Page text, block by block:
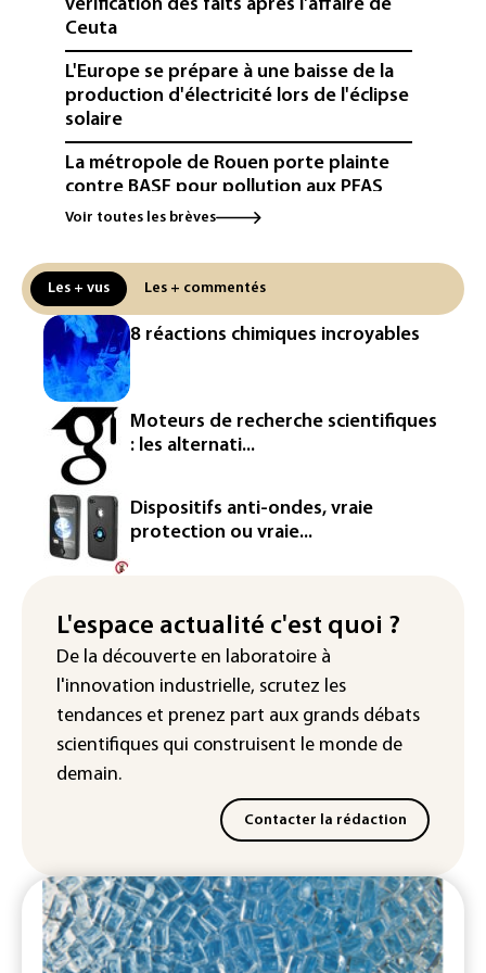
vérification des faits après l'affaire de
Ceuta
L'Europe se prépare à une baisse de la
production d'électricité lors de l'éclipse
solaire
La métropole de Rouen porte plainte
contre BASF pour pollution aux PFAS
Canicule: à l'arrêt depuis fin juillet, la
réseau
Véhicules de livraison autonomes: la
France ouvre la voie à leur
homologation
Iris³: Eutelsat investira 3,4 milliards
d'euros dans la future constellation
européenne
Le magazine VSD racheté par
l'entrepreneur Vianney d'Alançon
La production française de maïs
"Retour en force" progressif de la
chaleur dans les prochains jours en
France
Voir toutes les brèves
Les + vus Les + commentés
8 réactions chimiques incroyables
Moteurs de recherche scientifiques
: les alternati...
Dispositifs anti-ondes, vraie
protection ou vraie...
L'espace actualité c'est quoi ?
De la découverte en laboratoire à
l'innovation industrielle, scrutez les
tendances et prenez part aux grands débats
scientifiques qui construisent le monde de
demain.
Contacter la rédaction